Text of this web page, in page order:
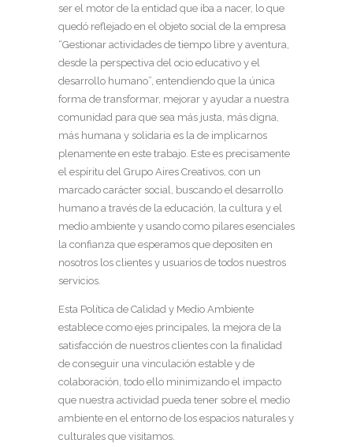
ser el motor de la entidad que iba a nacer, lo que
quedó reflejado en el objeto social de la empresa
“Gestionar actividades de tiempo libre y aventura,
desde la perspectiva del ocio educativo y el
desarrollo humano”, entendiendo que la única
forma de transformar, mejorar y ayudar a nuestra
comunidad para que sea más justa, más digna,
más humana y solidaria es la de implicarnos
plenamente en este trabajo. Este es precisamente
el espíritu del Grupo Aires Creativos, con un
marcado carácter social, buscando el desarrollo
humano a través de la educación, la cultura y el
medio ambiente y usando como pilares esenciales
la confianza que esperamos que depositen en
nosotros los clientes y usuarios de todos nuestros
servicios.
Esta Política de Calidad y Medio Ambiente
establece como ejes principales, la mejora de la
satisfacción de nuestros clientes con la finalidad
de conseguir una vinculación estable y de
colaboración, todo ello minimizando el impacto
que nuestra actividad pueda tener sobre el medio
ambiente en el entorno de los espacios naturales y
culturales que visitamos.